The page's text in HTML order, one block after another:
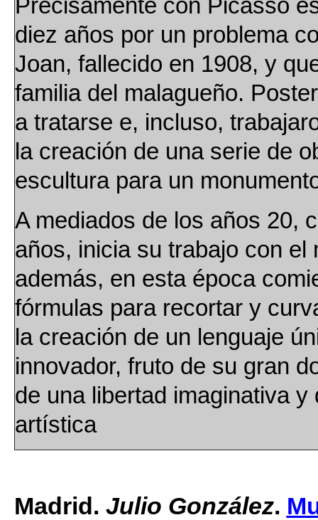
Precisamente con Picasso
diez años por un problema
Joan, fallecido en 1908, y
familia del malagueño.
a tratarse e, incluso,
la creación de una serie de
escultura para un
A mediados de los años 20,
años, inicia su trabajo con el
además, en esta época
fórmulas para recortar y
la creación de un lenguaje
innovador, fruto de su gran
de una libertad imaginativa
artística
Madrid. Julio González.